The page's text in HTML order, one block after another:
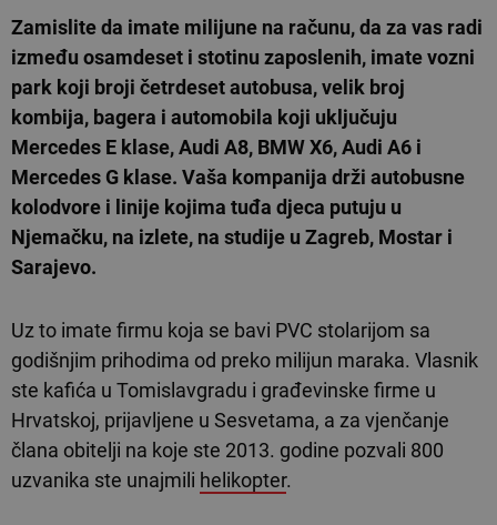
Zamislite da imate milijune na računu, da za vas radi
između osamdeset i stotinu zaposlenih, imate vozni
park koji broji četrdeset autobusa, velik broj
kombija, bagera i automobila koji uključuju
Mercedes E klase, Audi A8, BMW X6, Audi A6 i
Mercedes G klase. Vaša kompanija drži autobusne
kolodvore i linije kojima tuđa djeca putuju u
Njemačku, na izlete, na studije u Zagreb, Mostar i
Sarajevo.
Uz to imate firmu koja se bavi PVC stolarijom sa
godišnjim prihodima od preko milijun maraka. Vlasnik
ste kafića u Tomislavgradu i građevinske firme u
Hrvatskoj, prijavljene u Sesvetama, a za vjenčanje
člana obitelji na koje ste 2013. godine pozvali 800
uzvanika ste unajmili helikopter.